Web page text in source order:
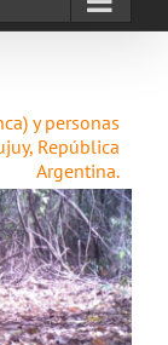
y personas
República
Argentina.